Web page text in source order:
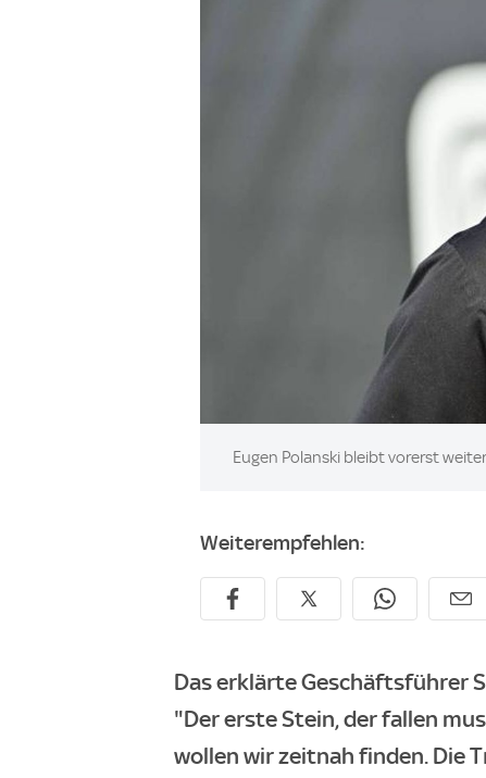
Image:
Eugen Polanski bleibt vorerst
Weiterempfehlen:
Das erklärte Geschäftsführer
"Der erste Stein, der fallen
wollen wir zeitnah finden. Die